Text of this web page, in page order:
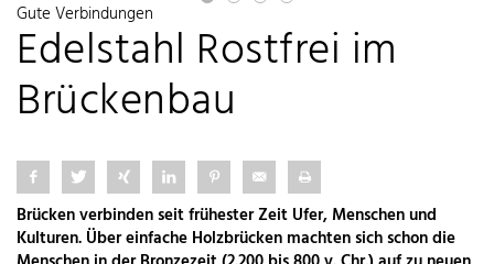
Gute Verbindungen
Edelstahl Rostfrei im
Brückenbau
Brücken verbinden seit frühester Zeit Ufer, Menschen und
Kulturen. Über einfache Holzbrücken machten sich schon die